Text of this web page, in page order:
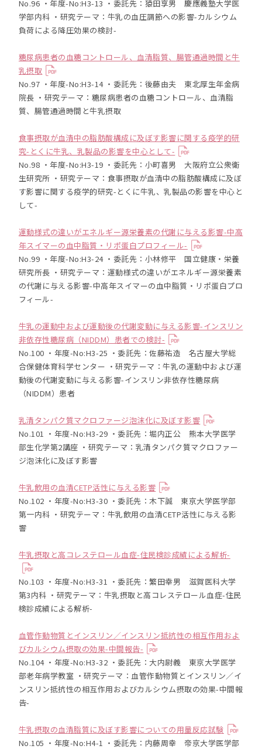
No.96 ・年度-No:H3-13 ・委託先：猿田享男 慶應義塾大学医
学部内科 ・研究テーマ：牛乳の血圧調節への影響-カルシウム
負荷による降圧効果の検討-
糖尿病患者の血糖コントロール、血清脂質、腸管通過時間と牛
乳摂取
No.97 ・年度-No:H3-14 ・委託先：後藤由夫 東北厚生年金病
院長 ・研究テーマ：糖尿病患者の血糖コントロール、血清脂
質、腸管通過時間と牛乳摂取
食事摂取が血清中の脂肪酸構成に及ぼす影響に関する疫学的研
究-とくに牛乳、乳製品の影響を中心として-
No.98 ・年度-No:H3-19 ・委託先：小町喜男 大阪府立公衆衛
生研究所 ・研究テーマ：食事摂取が血清中の脂肪酸構成に及ぼ
す影響に関する疫学的研究-とくに牛乳、乳製品の影響を中心と
して-
運動様式の違いがエネルギー源栄養素の代謝に与える影響-中高
年スイマーの血中脂質・リポ蛋白プロフィール-
No.99 ・年度-No:H3-24 ・委託先：小林修平 国立健康・栄養
研究所長 ・研究テーマ：運動様式の違いがエネルギー源栄養素
の代謝に与える影響-中高年スイマーの血中脂質・リポ蛋白プロ
フィール-
牛乳の運動中および運動後の代謝変動に与える影響-インスリン
非依存性糖尿病（NIDDM）患者での検討-
No.100 ・年度-No:H3-25 ・委託先：佐藤祐造 名古屋大学総
合保健体育科学センター ・研究テーマ：牛乳の運動中および運
動後の代謝変動に与える影響-インスリン非依存性糖尿病
（NIDDM）患者
乳清タンパク質マクロファージ泡沫化に及ぼす影響
No.101 ・年度-No:H3-29 ・委託先：堀内正公 熊本大学医学
部生化学第2講座 ・研究テーマ：乳清タンパク質マクロファー
ジ泡沫化に及ぼす影響
牛乳飲用の血清CETP活性に与える影響
No.102 ・年度-No:H3-30 ・委託先：木下誠 東京大学医学部
第一内科 ・研究テーマ：牛乳飲用の血清CETP活性に与える影
響
牛乳摂取と高コレステロール血症-住民検診成績による解析-
No.103 ・年度-No:H3-31 ・委託先：繁田幸男 滋賀医科大学
第3内科 ・研究テーマ：牛乳摂取と高コレステロール血症-住民
検診成績による解析-
血管作動物質とインスリン／インスリン抵抗性の相互作用およ
びカルシウム摂取の効果-中間報告-
No.104 ・年度-No:H3-32 ・委託先：大内尉義 東京大学医学
部老年病学教室 ・研究テーマ：血管作動物質とインスリン／イ
ンスリン抵抗性の相互作用およびカルシウム摂取の効果-中間報
告-
牛乳摂取の血清脂質に及ぼす影響についての用量反応試験
No.105 ・年度-No:H4-1 ・委託先：内藤周幸 帝京大学医学部